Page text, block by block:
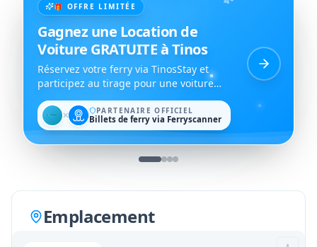
🎁 OFFRE LIMITÉE
Gagnez une Location de
Voiture GRATUITE à Tinos
Réservez votre ferry via TinosStay et
participez au tirage pour une voiture
✕ PARTENAIRE OFFICIEL
Billets de ferry via Ferryscanner
Emplacement